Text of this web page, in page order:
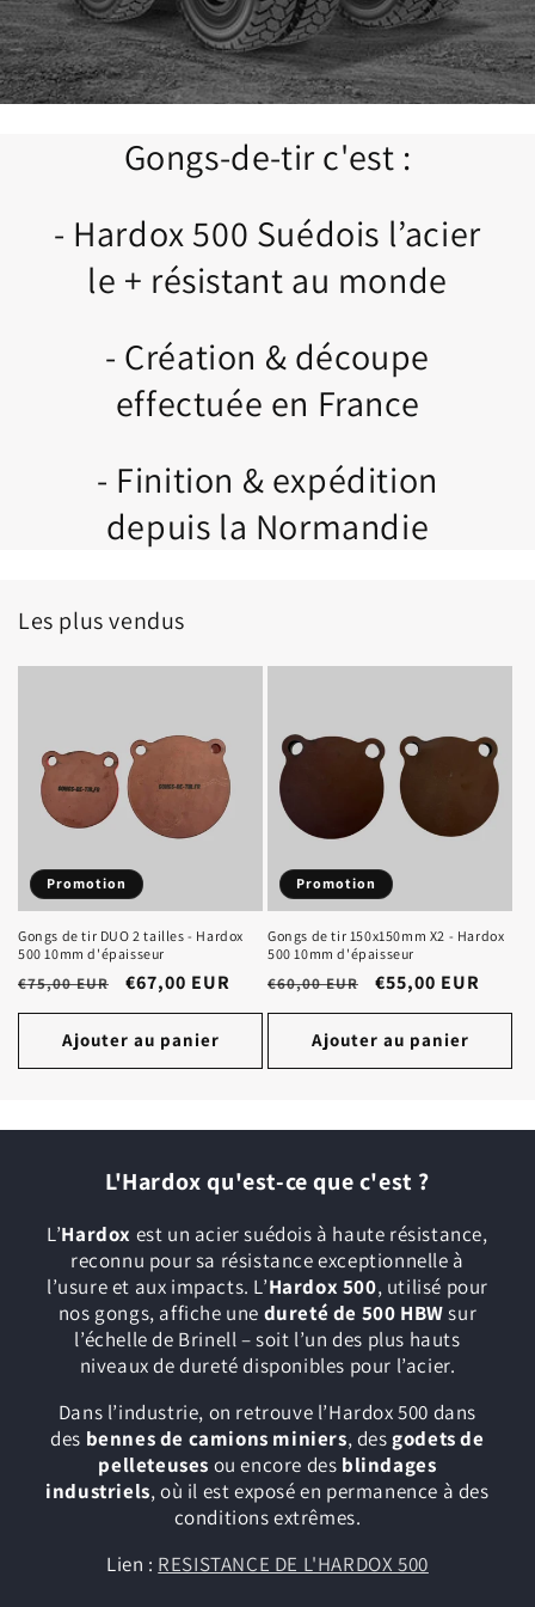
Gongs-de-tir c'est :
- Hardox 500 Suédois l’acier
le + résistant au monde
- Création & découpe
effectuée en France
- Finition & expédition
depuis la Normandie
Les plus vendus
Promotion
Gongs de tir DUO 2 tailles - Hardox
500 10mm d'épaisseur
Prix
habituel
€75,00 EUR
Prix
promotionnel
€67,00 EUR
Ajouter au panier
Promotion
Gongs de tir 150x150mm X2 - Hardox
500 10mm d'épaisseur
Prix
habituel
€60,00 EUR
Prix
promotionnel
€55,00 EUR
Ajouter au panier
L'Hardox qu'est-ce que c'est ?
L’Hardox est un acier suédois à haute résistance,
reconnu pour sa résistance exceptionnelle à
l’usure et aux impacts. L’Hardox 500, utilisé pour
nos gongs, affiche une dureté de 500 HBWsur
l’échelle de Brinell – soit l’un des plus hauts
niveaux de dureté disponibles pour l’acier.
Dans l’industrie, on retrouve l’Hardox 500 dans
des bennes de camions miniers, des godets de
pelleteuses ou encore des blindages
industriels, où il est exposé en permanence à des
conditions extrêmes.
Lien : RESISTANCE DE L'HARDOX 500